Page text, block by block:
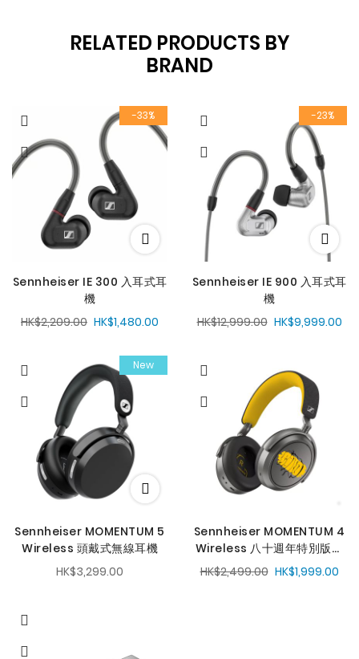
RELATED PRODUCTS BY
BRAND
-33%
Sennheiser IE 300 入耳式耳
機
HK$1,480.00
HK$2,209.00
-23%
Sennheiser IE 900 入耳式耳
機
HK$9,999.00
HK$12,999.00
New
Sennheiser MOMENTUM 5
Wireless 頭戴式無線耳機
HK$3,299.00
Sennheiser MOMENTUM 4
Wireless 八十週年特別版頭
戴式降噪耳機HK$1,999.00
HK$2,499.00